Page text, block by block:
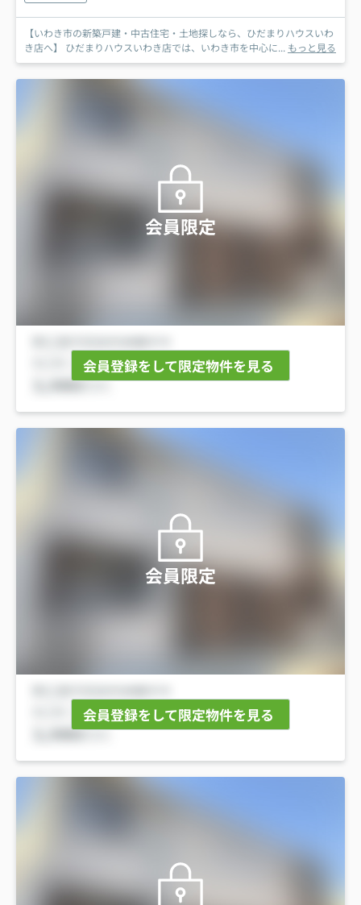
【いわき市の新築戸建・中古住宅・土地探しなら、ひだまりハウスいわ
き店へ】 ひだまりハウスいわき店では、いわき市を中心に... もっと見る
会員限定
会員登録をして限定物件を見る
会員限定
会員登録をして限定物件を見る